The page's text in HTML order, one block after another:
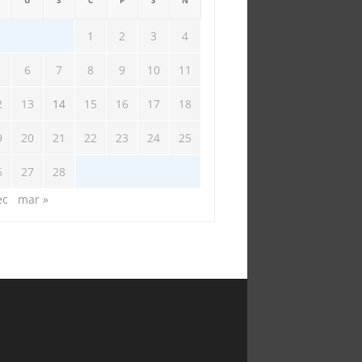
1 2 3 4
6 7 8 9 10 11
13 14 15 16 17 18
20 21 22 23 24 25
27
28
mar »